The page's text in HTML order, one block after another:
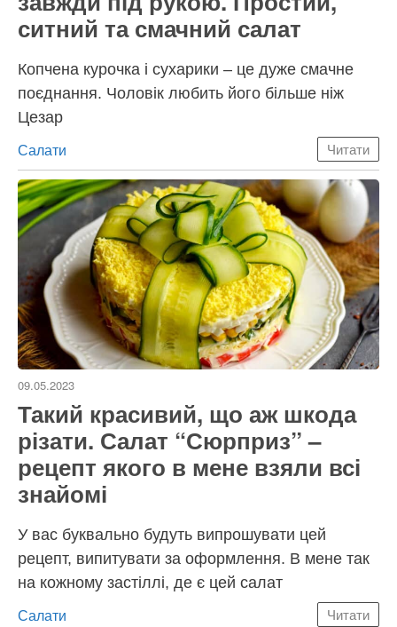
ситний та смачний салат
Копчена курочка і сухарики – це дуже смачне
поєднання. Чоловік любить його більше ніж
Цезар
Категорії
Салати Читати
09.05.2023
Такий красивий, що аж шкода
різати. Салат “Сюрприз” –
рецепт якого в мене взяли всі
знайомі
У вас буквально будуть випрошувати цей
рецепт, випитувати за оформлення. В мене так
на кожному застіллі, де є цей салат
Категорії
Салати Читати